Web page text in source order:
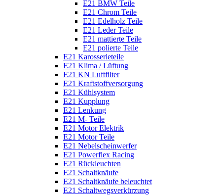
E21 BMW Teile
E21 Chrom Teile
E21 Edelholz Teile
E21 Leder Teile
E21 mattierte Teile
E21 polierte Teile
E21 Karosserieteile
E21 Klima / Lüftung
E21 KN Luftfilter
E21 Kraftstoffversorgung
E21 Kühlsystem
E21 Kupplung
E21 Lenkung
E21 M- Teile
E21 Motor Elektrik
E21 Motor Teile
E21 Nebelscheinwerfer
E21 Powerflex Racing
E21 Rückleuchten
E21 Schaltknäufe
E21 Schaltknäufe beleuchtet
E21 Schaltwegsverkürzung